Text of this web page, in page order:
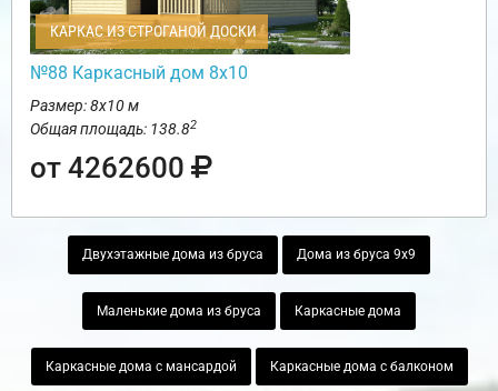
КАРКАС ИЗ СТРОГАНОЙ ДОСКИ
№88 Каркасный дом 8х10
Размер: 8х10 м
Общая площадь: 138.82
от 4262600
Двухэтажные дома из бруса Дома из бруса 9х9
Маленькие дома из бруса Каркасные дома
Каркасные дома с мансардой Каркасные дома с балконом